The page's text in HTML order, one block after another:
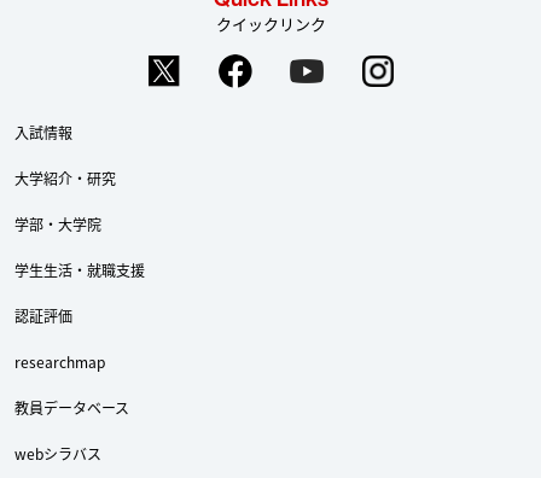
クイックリンク
入試情報
大学紹介・研究
学部・大学院
学生生活・就職支援
認証評価
researchmap
教員データベース
webシラバス